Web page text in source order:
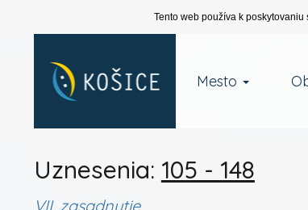
Tento web používa k
Mesto
Uznesenia: 105 - 148
VII. zasadnutie